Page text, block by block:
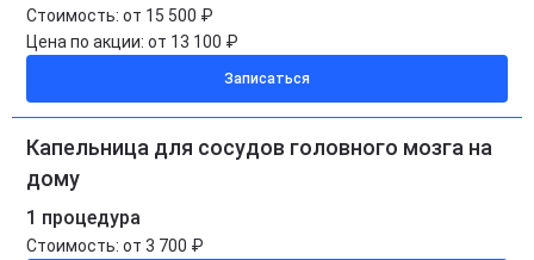
Стоимость: от 15 500 ₽
Цена по акции: от 13 100 ₽
Записаться
Капельница для сосудов головного мозга на
дому
1 процедура
Стоимость: от 3 700 ₽